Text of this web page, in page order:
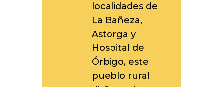
localidades de
La Bañeza,
Astorga y
Hospital de
Órbigo, este
pueblo rural